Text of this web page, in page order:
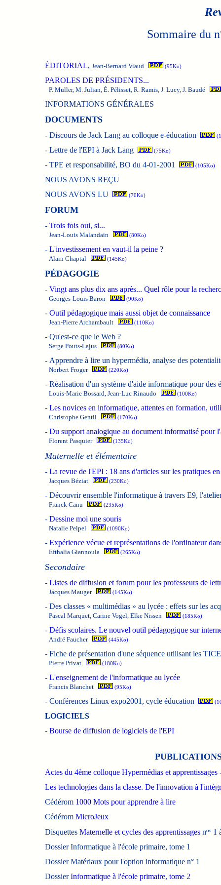
Sommaire du
ÉDITORIAL, Jean-Bernard Viaud (95Ko)
PAROLES DE PRÉSIDENTS...
P. Muller, M. Julian, É. Pélisset, R. Ramis, J. Lucy, J. Baudé
INFORMATIONS GÉNÉRALES
DOCUMENTS
- Discours de Jack Lang au colloque e-éducation
- Lettre de l'EPI à Jack Lang (75Ko)
- TPE et responsabilité, BO du 4-01-2001 (105Ko)
NOUS AVONS REÇU
NOUS AVONS LU
(70Ko)
FORUM
- Trois fois oui, si...
Jean-Louis Malandain (80Ko)
- L'investissement en vaut-il la peine ?
Alain Chaptal (145Ko)
PÉDAGOGIE
- Vingt ans plus dix ans après... Quel rôle pour la
Georges-Louis Baron (90Ko)
- Outil pédagogique mais aussi objet de connaissance
Jean-Pierre Archambault (110Ko)
- Qu'est-ce que le Web ?
Serge Pouts-Lajus (80Ko)
- Apprendre à lire un hypermédia, analyse des
Norbert Froger (220Ko)
- Réalisation d'un système d'aide informatique pour des
Louis-Marie Bossard, Jean-Luc Rinaudo (100Ko)
- Les novices en informatique, attentes en formation,
Christophe Gentil (170Ko)
- Du support analogique au document informatisé pour
Florent Pasquier (135Ko)
Maternelle et élémentaire
- La revue de l'EPI : 18 ans d'articles sur les pratiques
Jacques Béziat (230Ko)
- Découvrir ensemble l'informatique à travers E9,
Franck Canu (235Ko)
- Dessine moi une souris
Natalie Pelpel (1090Ko)
- Expérience vécue et représentations de l'ordinateur
Efthalia Giannoula (265Ko)
Secondaire
- Listes de diffusion et forum pour les professeurs de
Jacques Mauger (145Ko)
- Des classes « multimédias » au lycée : effets sur les
Pascal Marquet, Carine Vogel, Elke Nissen (185Ko)
- Défis scolaires. Le nouvel outil pédagogique sur
André Faucher (445Ko)
- Fiche de présentation d'une séquence utilisant les
Pierre Privat (180Ko)
- L'enseignement de l'informatique au lycée
Francis Blanchet (95Ko)
- Conférences Linux expo2001, cycle éducation
LOGICIELS
- Bourse de diffusion de logiciels de l'EPI
Actes du 4ème colloque Hypermédias et apprentissages
Les technologies dans la classe. De l'innovation à
Cédérom 1000 Mots pour apprendre à lire
Cédérom MicroJeux
Disquettes Maternelle et cycles des apprentissagesnos1
DossierInformatique à l'école primaire, tome 1
DossierMatériaux pour l'option informatique n° 1
DossierInformatique à l'école primaire, tome 2